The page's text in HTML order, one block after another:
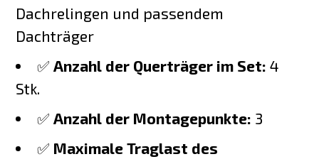
Dachrelingen und passendem
Dachträger
✅ Anzahl der Querträger im Set: 4
Stk.
✅ Anzahl der Montagepunkte: 3
✅ Maximale Traglast des